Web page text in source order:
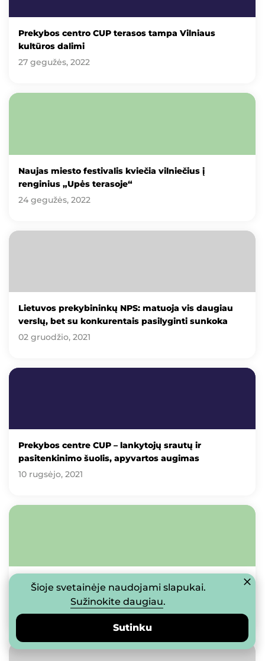
Prekybos centro CUP terasos tampa Vilniaus
kultūros dalimi
27 gegužės, 2022
Naujas miesto festivalis kviečia vilniečius į
renginius „Upės terasoje“
24 gegužės, 2022
Lietuvos prekybininkų NPS: matuoja vis daugiau
verslų, bet su konkurentais pasilyginti sunkoka
02 gruodžio, 2021
Prekybos centre CUP – lankytojų srautų ir
pasitenkinimo šuolis, apyvartos augimas
10 rugsėjo, 2021
„Upės terasa“ – nauja laisvalaikio, restoranų ir
koncertų erdvė Vilniaus centre
23 birželio, 2021
Šioje svetainėje naudojami slapukai.
Sužinokite daugiau.
Sutinku